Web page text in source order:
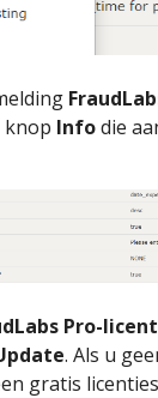
knop Infodie
Pro-
. Als u
gratis